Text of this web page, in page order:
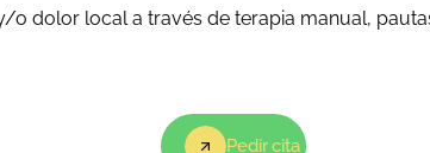
o dolor local a través de terapia manual,
Pedir cita